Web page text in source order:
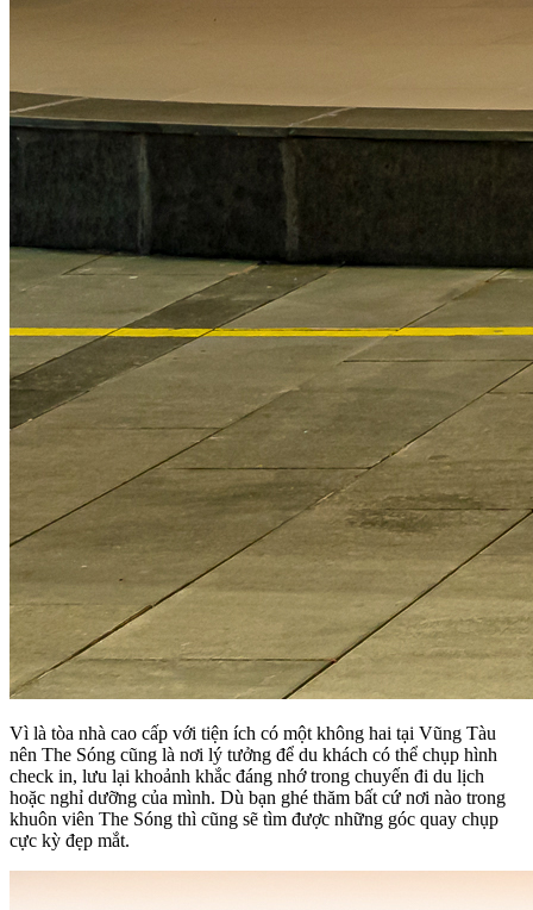
Vì là tòa nhà cao cấp với tiện ích có một không hai tại Vũng Tàu
nên The Sóng cũng là nơi lý tưởng để du khách có thể chụp hình
check in, lưu lại khoảnh khắc đáng nhớ trong chuyến đi du lịch
hoặc nghỉ dưỡng của mình. Dù bạn ghé thăm bất cứ nơi nào trong
khuôn viên The Sóng thì cũng sẽ tìm được những góc quay chụp
cực kỳ đẹp mắt.